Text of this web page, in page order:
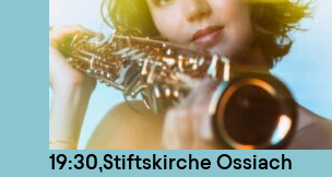
19:30,Stiftskirche Ossiach